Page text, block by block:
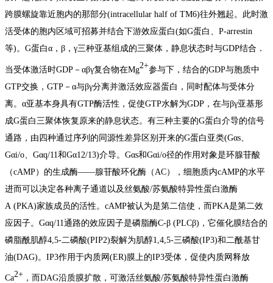
跨膜螺旋靠近胞内的那部分(intracellular half of TM6)往外翘起。此时激
活受体的胞内区域可招募并结合下游效应蛋白(如G蛋白、P-arrestin
等)。G蛋白α，β，γ三种亚基组成的三聚体 ， 静息状态时与GDP结合．
当受体激活时GDP－αβγ复合物在Mg2+参与下，结合的GDP与胞质中
GTP交换，GTP－α与βγ分离并激活效应器蛋白，同时配体与受体分
离。α亚基本身具有GTP酶活性 ，促使GTP水解为GDP，在与βγ亚基形
成G蛋白三聚体恢复原来的静息状态。 有三种主要的G蛋白介导的信号
通路，由四种通过序列的同源性差异区别开来的G蛋白亚类(Gαs、
Gαi/o、Gαq/11和Gα12/13)介导。Gαs和Gαi/o径的作用对象是环腺苷酸
（cAMP）的生成酶——腺苷酸环化酶（AC）
， 细胞质内cAMP的水平
进而可以决定各种离子通道 以及丝氨酸/苏氨酸特异性蛋白激酶
A (PKA)家族成员的活性。cAMP被认为是第二信使，而PKA是第二效
应因子。Gαq/11通路的效应因子是磷脂酶C-β (PLCβ)，它催化膜结合的
磷脂酰肌醇4,5-二磷酸(PIP2)裂解为肌醇1,4,5-三磷酸(IP3)和 二酰基甘
油(DAG)。IP3作用于内质网(ER)膜上的IP3受体 ，促使内质网释放
Ca2+ ，而DAG沿质膜扩散，可激活丝氨酸/苏氨酸特异性蛋白激酶